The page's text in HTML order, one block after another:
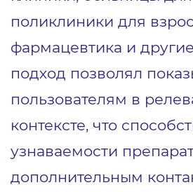
поликлиники для
фармацевтика и
подход позволял
пользователям в
контексте, что
узнаваемости
дополнительным